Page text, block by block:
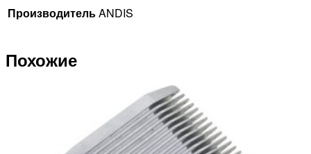
ПроизводительANDIS
Похожие